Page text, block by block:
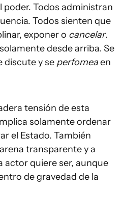
poder. Todos administran
Todos sienten que
exponer o cancelar.
desde arriba. Se
discute y se perfomeaen
tensión de esta
solamente ordenar
el Estado. También
transparente y a
actor quiere ser, aunque
de gravedad de la